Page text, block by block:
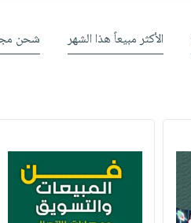
الأكثر مبيعاً هذا الشهر شحن